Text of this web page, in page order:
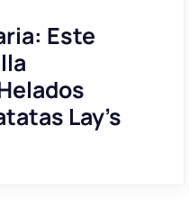
Este
Lay’s